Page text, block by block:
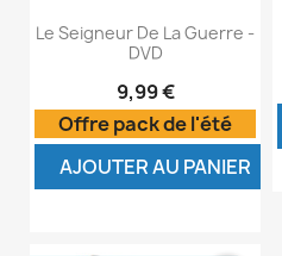
Le Seigneur De La Guerre -
DVD
9,99 €
Offre pack de l'été
AJOUTER AU PANIER